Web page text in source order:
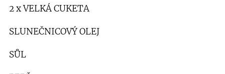
2 x VELKÁ CUKETA
SLUNEČNICOVÝ OLEJ
SŮL